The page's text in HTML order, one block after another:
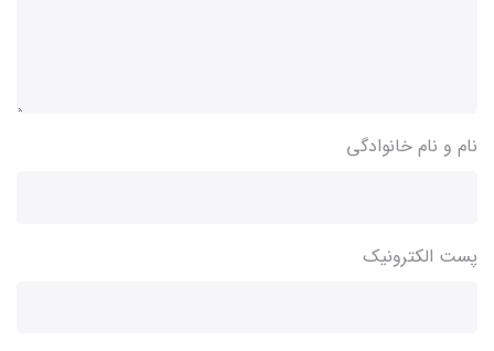
نام و نام خانوادگی
پست الکترونیک